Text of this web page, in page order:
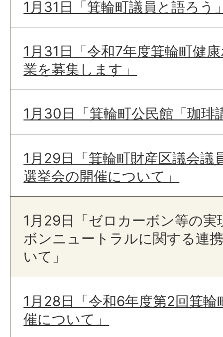
1月31日「箕輪町議員と語ろう
1月31日「令和7年度箕輪町健
業を募集します」
1月30日「箕輪町公民館「珈琲
1月29日「箕輪町財産区議会議
選挙会の開催について」
1月29日「ゼロカーボン等の
ボンニュートラルに関する連
いて」
1月28日「令和6年度第2回箕
催について」